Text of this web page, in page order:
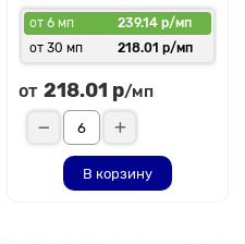
от 6 мп
239.14 р/мп
от 30 мп
218.01 р/мп
от 218.01 р/мп
В корзину